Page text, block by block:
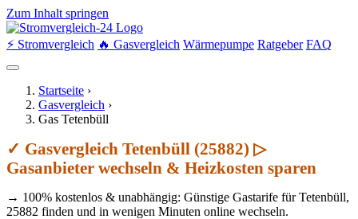
Zum Inhalt springen
⚡ Stromvergleich 🔥 Gasvergleich Wärmepumpe Ratgeber FAQ
Startseite ›
Gasvergleich ›
Gas Tetenbüll
✓ Gasvergleich Tetenbüll (25882) ▷
Gasanbieter wechseln & Heizkosten sparen
→ 100% kostenlos & unabhängig: Günstige Gastarife für Tetenbüll,
25882 finden und in wenigen Minuten online wechseln.